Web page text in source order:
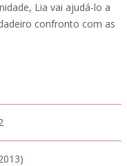
Lia vai ajudá-lo a
confronto com as